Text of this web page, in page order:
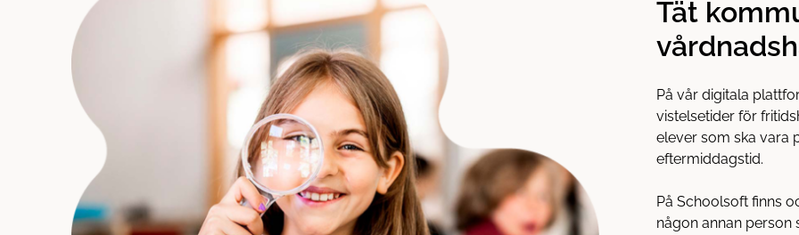
Tät
På vår digitala
vistelsetider för
elever som ska vara
eftermiddagstid.
På Schoolsoft finns
någon annan person